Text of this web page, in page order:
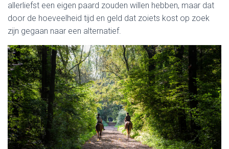
allerliefst een eigen paard zouden willen hebben, maar dat
door de hoeveelheid tijd en geld dat zoiets kost op zoek
zijn gegaan naar een alternatief.